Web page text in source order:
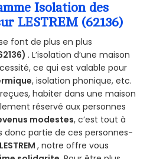
Isolation des
LESTREM (62136)
font de plus en plus
. L’isolation d’une maison
ce qui est valable pour
, isolation phonique, etc.
habiter dans une maison
réservé aux personnes
modestes, c’est tout à
donc partie de ces personnes-
LESTREM , notre offre vous